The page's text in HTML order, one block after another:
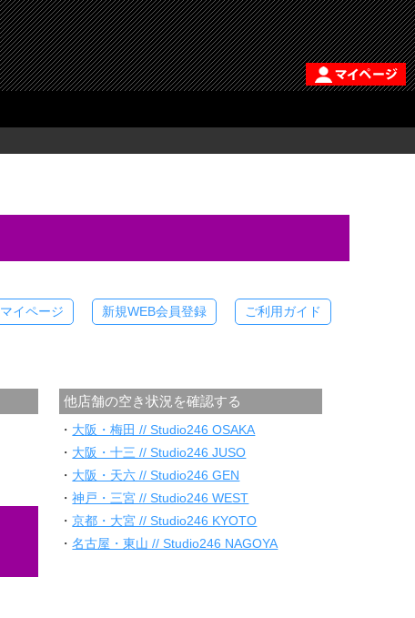
ご利用ガイド
新規WEB会員登録
マイページ
他店舗の空き状況を確認する
・ 大阪・梅田 // Studio246 OSAKA
・ 大阪・十三 // Studio246 JUSO
・ 大阪・天六 // Studio246 GEN
・神戸・三宮 // Studio246 WEST
・京都・大宮 // Studio246 KYOTO
・名古屋・東山 // Studio246 NAGOYA